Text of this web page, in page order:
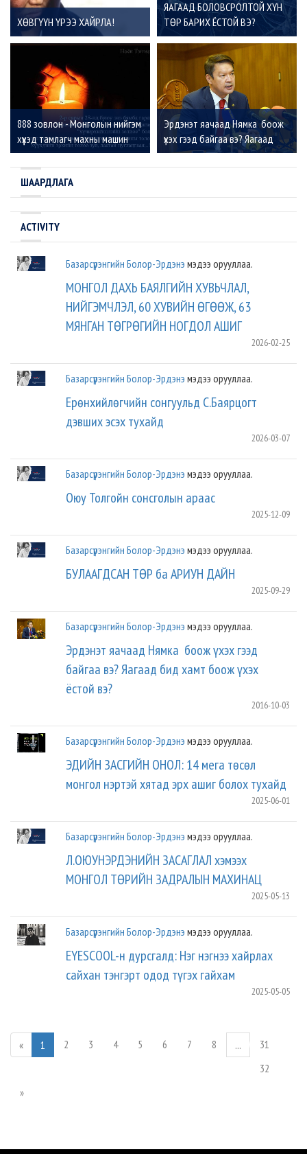
ХӨВГҮҮН ҮРЭЭ ХАЙРЛА!
ЯАГААД БОЛОВСРОЛТОЙ ХҮН
ТӨР БАРИХ ЁСТОЙ ВЭ?
888 зовлон - Монголын нийгэм
хүүхэд тамлагч махны машин
болжээ
Эрдэнэт яачаад Нямка боож
үхэх гээд байгаа вэ? Яагаад
бид хамт боож үхэх ёстой вэ?
ШААРДЛАГА
ACTIVITY
Базарсүрэнгийн Болор-Эрдэнэ мэдээ орууллаа.
МОНГОЛ ДАХЬ БАЯЛГИЙН ХУВЬЧЛАЛ,
НИЙГЭМЧЛЭЛ, 60 ХУВИЙН ӨГӨӨЖ, 63
МЯНГАН ТӨГРӨГИЙН НОГДОЛ АШИГ
2026-02-25
Базарсүрэнгийн Болор-Эрдэнэ мэдээ орууллаа.
Ерөнхийлөгчийн сонгуульд С.Баярцогт
дэвших эсэх тухайд
2026-03-07
Базарсүрэнгийн Болор-Эрдэнэ мэдээ орууллаа.
Оюу Толгойн сонсголын араас
2025-12-09
Базарсүрэнгийн Болор-Эрдэнэ мэдээ орууллаа.
БУЛААГДСАН ТӨР ба АРИУН ДАЙН
2025-09-29
Базарсүрэнгийн Болор-Эрдэнэ мэдээ орууллаа.
Эрдэнэт яачаад Нямка боож үхэх гээд
байгаа вэ? Яагаад бид хамт боож үхэх
ёстой вэ?
2016-10-03
Базарсүрэнгийн Болор-Эрдэнэ мэдээ орууллаа.
ЭДИЙН ЗАСГИЙН ОНОЛ: 14 мега төсөл
монгол нэртэй хятад эрх ашиг болох тухайд
2025-06-01
Базарсүрэнгийн Болор-Эрдэнэ мэдээ орууллаа.
Л.ОЮУНЭРДЭНИЙН ЗАСАГЛАЛ хэмээх
МОНГОЛ ТӨРИЙН ЗАДРАЛЫН МАХИНАЦ
2025-05-13
Базарсүрэнгийн Болор-Эрдэнэ мэдээ орууллаа.
EYESCOOL-н дурсгалд: Нэг нэгнээ хайрлах
сайхан тэнгэрт одод түгэх гайхам
2025-05-05
« 1 2 3 4 5 6 7 8 ...
31
32
»